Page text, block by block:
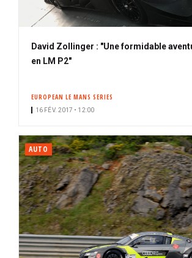
David Zollinger : "Une formidable
en LM P2"
EUROPEAN LE MANS SERIES
16 FÉV. 2017 • 12:00
AUTO